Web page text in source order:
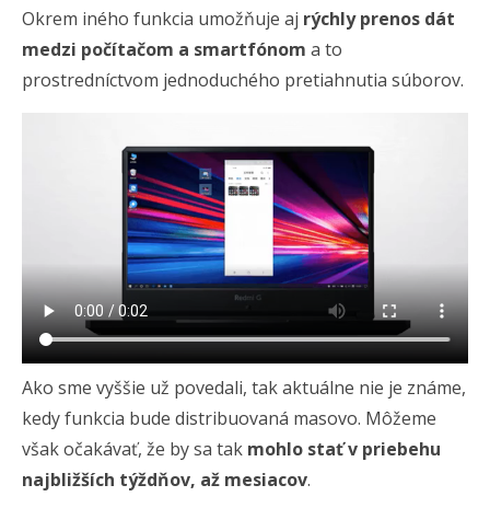
Okrem iného funkcia umožňuje aj rýchly prenos dát
medzi počítačom a smartfónom a to
prostredníctvom jednoduchého pretiahnutia súborov.
Ako sme vyššie už povedali, tak aktuálne nie je známe,
kedy funkcia bude distribuovaná masovo. Môžeme
však očakávať, že by sa tak mohlo stať v priebehu
najbližších týždňov, až mesiacov.